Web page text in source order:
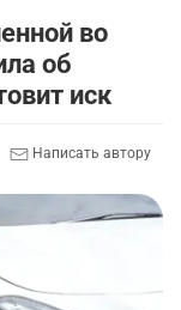
подарили
во
об
иск
Написать автору